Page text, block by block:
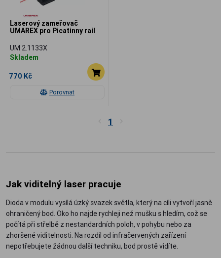
Porovnat
Laserový zameřovač
UMAREX pro Picatinny rail
UM 2.1133X
Skladem
770 Kč
1
Jak viditelný laser pracuje
Dioda v modulu vysílá úzký svazek světla, který na cíli vytvoří jasně
ohraničený bod. Oko ho najde rychleji než mušku s hledím, což se
počítá při střelbě z nestandardních poloh, v pohybu nebo za
zhoršené viditelnosti. Na rozdíl od infračervených zařízení
nepotřebujete žádnou další techniku, bod prostě vidíte.